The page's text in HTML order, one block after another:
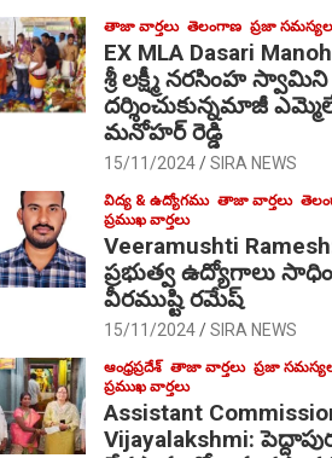
తాజా వార్తలు తెలంగాణ ప్రజా
EX MLA Dasari
శ్రీ లక్ష్మీ నరసింహ స్వామిని
దర్శించుకున్నమాజీ
మనోహర్ రెడ్డి
15/11/2024 SIRA NEWS
విద్య & ఉద్యోగము తాజా వార్తలు
ప్రముఖ వార్తలు
Veeramushti
ప్రభుత్వ ఉద్యోగాలు
వీరముష్టి రమేష్
15/11/2024 SIRA NEWS
ఆంధ్రప్రదేశ్ తాజా వార్తలు ప్రజా
ప్రముఖ వార్తలు
Assistant
Vijayalakshmi: